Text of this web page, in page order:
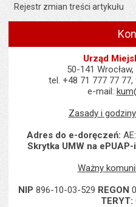
Rejestr zmian treści artykułu
Urząd
50-141
tel. +48 71 777 77
e-mail:
Zasady i
Adres do e-doręczeń:
Skrytka UMW na ePUAP-
Ważny
NIP 896-10-03-529 REGON
TERYT: